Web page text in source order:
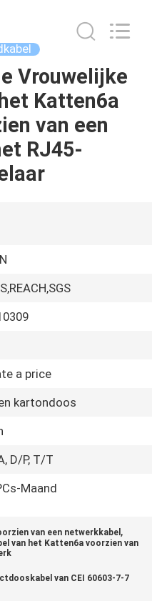
Vrouwelijke
Katten6a
van een
RJ45-
a price
kartondoos
D/P, T/T
Maand
van een netwerkkabel ,
van het Katten6a voorzien van
van CEI 60603-7-7